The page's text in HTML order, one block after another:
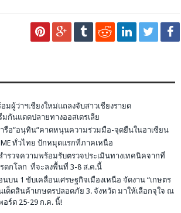
มผู้ว่าฯเชียงใหม่แถลงจับสาวเชียงรายด
มกันแดดปลายทางออสเตรเลีย
รือ”อนุทิน”คาดหนุนความร่วมมือ-จุดยืนในอาเซียน
ทั่วไทย ปักหมุดแรกที่ภาคเหนือ
รวจความพร้อมรับตรวจประเมินทางเทคนิคจากที่
ดกโลก ที่จะลงพื้นที่ 3-8 ส.ค.นี้
บน 1 ขับเคลื่อนเศรษฐกิจเมืองเหนือ จัดงาน “เกษตร
เด็ดสินค้าเกษตรปลอดภัย 3. จังหวัด มาให้เลือกจุใจ ณ
อร์ต 25-29 ก.ค. นี้!